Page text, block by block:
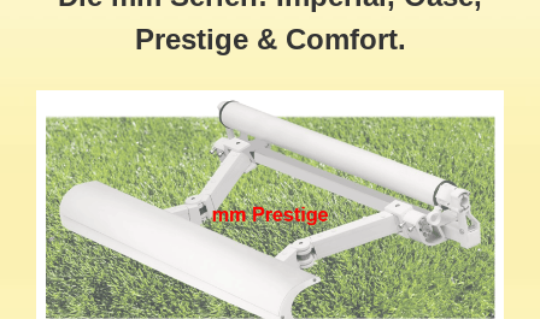
Prestige & Comfort.